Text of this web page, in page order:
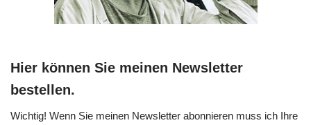
Hier können Sie meinen Newsletter
bestellen.
Wichtig! Wenn Sie meinen Newsletter abonnieren muss ich Ihre